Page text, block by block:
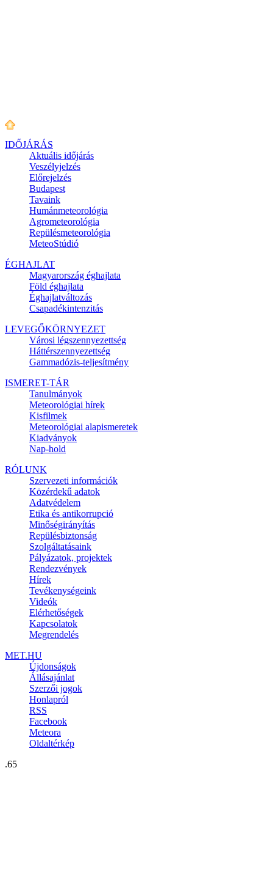
IDŐJÁRÁS
Aktuális időjárás
Veszélyjelzés
Előrejelzés
Budapest
Tavaink
Humánmeteorológia
Agrometeorológia
Repülésmeteorológia
MeteoStúdió
ÉGHAJLAT
Magyarország éghajlata
Föld éghajlata
Éghajlatváltozás
Csapadékintenzitás
LEVEGŐKÖRNYEZET
Városi légszennyezettség
Háttérszennyezettség
Gammadózis-teljesítmény
ISMERET-TÁR
Tanulmányok
Meteorológiai hírek
Kisfilmek
Meteorológiai alapismeretek
Kiadványok
Nap-hold
RÓLUNK
Szervezeti információk
Közérdekű adatok
Adatvédelem
Etika és antikorrupció
Minőségirányítás
Repülésbiztonság
Szolgáltatásaink
Pályázatok, projektek
Rendezvények
Hírek
Tevékenységeink
Videók
Elérhetőségek
Kapcsolatok
Megrendelés
MET.HU
Újdonságok
Állásajánlat
Szerzői jogok
Honlapról
RSS
Facebook
Meteora
Oldaltérkép
.65